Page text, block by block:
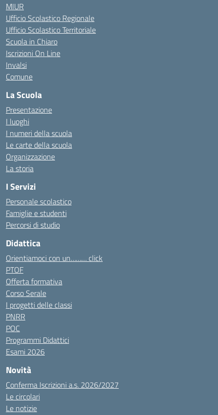
MIUR
Ufficio Scolastico Regionale
Ufficio Scolastico Territoriale
Scuola in Chiaro
Iscrizioni On Line
Invalsi
Comune
La Scuola
Presentazione
I luoghi
I numeri della scuola
Le carte della scuola
Organizzazione
La storia
I Servizi
Personale scolastico
Famiglie e studenti
Percorsi di studio
Didattica
Orientiamoci con un……… click
PTOF
Offerta formativa
Corso Serale
I progetti delle classi
PNRR
POC
Programmi Didattici
Esami 2026
Novità
Conferma Iscrizioni a.s. 2026/2027
Le circolari
Le notizie